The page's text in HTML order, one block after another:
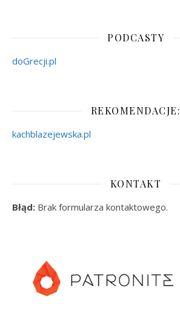
PODCASTY
doGrecji.pl
REKOMENDACJE:
kachblazejewska.pl
KONTAKT
Błąd: Brak formularza kontaktowego.